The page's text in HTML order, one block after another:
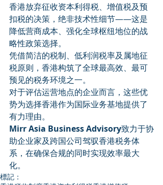
香港放弃征收资本利得税、增值税及预
扣税的决策，绝非技术性细节——这是
降低营商成本、强化全球枢纽地位的战
略性政策选择。
凭借简洁的税制、低利润税率及属地征
税原则，香港构筑了全球最高效、最可
预见的税务环境之一。
对于评估运营地点的企业而言，这些优
势为选择香港作为国际业务基地提供了
有力理由。
Mirr Asia Business Advisory致力于协
助企业家及跨国公司驾驭香港税务体
系，在确保合规的同时实现效率最大
化。
標記：